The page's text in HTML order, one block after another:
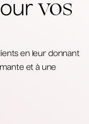
vos
en leur donnant
et à une